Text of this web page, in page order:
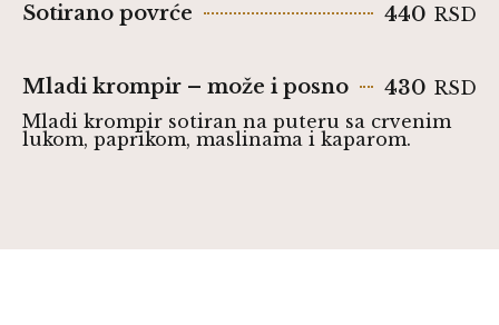
Sotirano povrće 440 RSD
Mladi krompir – može i posno 430 RSD
Mladi krompir sotiran na puteru sa crvenim
lukom, paprikom, maslinama i kaparom.